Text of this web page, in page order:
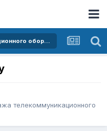
Покупка и продажа телекоммуникационного оборудования
телекоммуникационного